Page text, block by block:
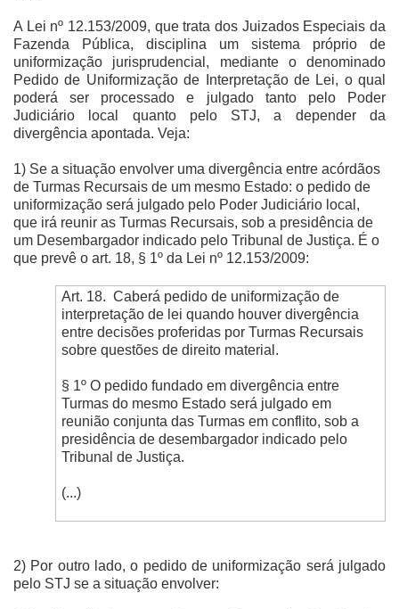
A Lei nº 12.153/2009, que trata dos Juizados Especiais da
Fazenda Pública, disciplina um sistema próprio de
uniformização jurisprudencial, mediante o denominado
Pedido de Uniformização de Interpretação de Lei, o qual
poderá ser processado e julgado tanto pelo Poder
Judiciário local quanto pelo STJ, a depender da
divergência apontada. Veja:
1) Se a situação envolver uma divergência entre acórdãos
de Turmas Recursais de um mesmo Estado: o pedido de
uniformização será julgado pelo Poder Judiciário local,
que irá reunir as Turmas Recursais, sob a presidência de
um Desembargador indicado pelo Tribunal de Justiça. É o
que prevê o art. 18, § 1º da Lei nº 12.153/2009:
Art. 18. Caberá pedido de uniformização de
interpretação de lei quando houver divergência
entre decisões proferidas por Turmas Recursais
sobre questões de direito material.
§ 1º O pedido fundado em divergência entre
Turmas do mesmo Estado será julgado em
reunião conjunta das Turmas em conflito, sob a
presidência de desembargador indicado pelo
Tribunal de Justiça.
(...)
2) Por outro lado, o pedido de uniformização será julgado
pelo STJ se a situação envolver: